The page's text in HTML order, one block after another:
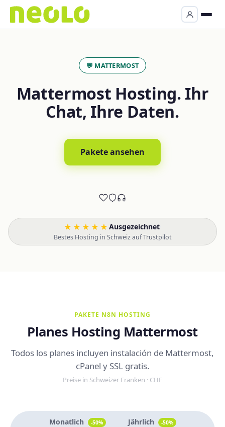
💬 MATTERMOST
Mattermost Hosting. Ihr
Chat, Ihre Daten.
Pakete ansehen
★★★★★ Ausgezeichnet
Bestes Hosting in Schweiz auf Trustpilot
PAKETE N8N HOSTING
Planes Hosting Mattermost
Todos los planes incluyen instalación de Mattermost,
cPanel y SSL gratis.
Preise in Schweizer Franken · CHF
Monatlich -50% Jährlich -50%